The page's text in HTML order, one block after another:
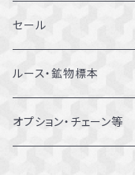
12～12.5号
13～13.5号
14～14.5号
ブレスレット
セール
ルース・鉱物標本
オプション・チェーン等